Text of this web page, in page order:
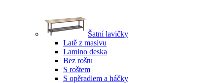
Šatní lavičky
Latě z masivu
Lamino deska
Bez roštu
S roštem
S opěradlem a háčky